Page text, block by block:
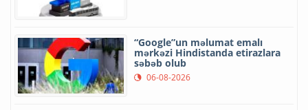
“Google”un məlumat emalı
mərkəzi Hindistanda etirazlara
səbəb olub
06-08-2026